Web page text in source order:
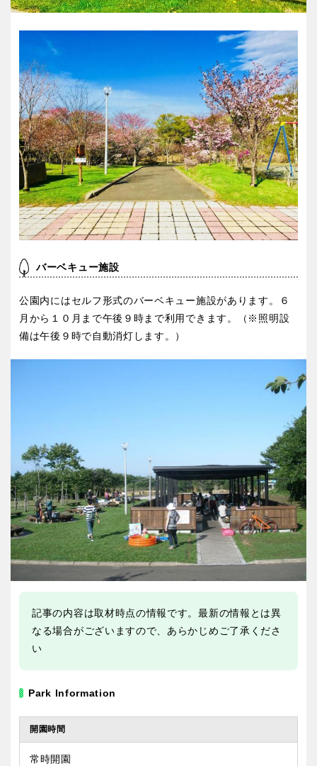
九州・沖縄
福岡 佐賀
長崎 熊本
大分 宮崎
鹿児島 沖縄
バーベキュー施設
公園内にはセルフ形式のバーベキュー施設があります。６
月から１０月まで午後９時まで利用できます。（※照明設
備は午後９時で自動消灯します。）
記事の内容は取材時点の情報です。最新の情報とは異
なる場合がございますので、あらかじめご了承くださ
い
Park Information
開園時間
常時開園